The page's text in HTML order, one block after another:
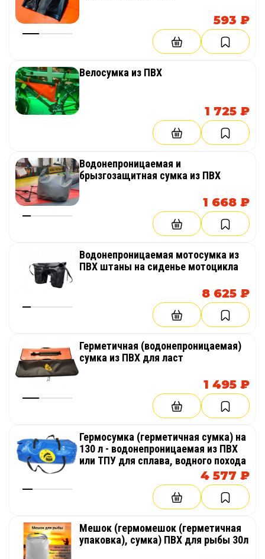
593 ₽
Велосумка из ПВХ
1 725 ₽
Водонепроницаемая и
брызгозащитная сумка из ПВХ
1 668 ₽
Водонепроницаемая мотосумка из
ПВХ штаны на сиденье мотоцикла
8 625 ₽
Герметичная (водонепроницаемая)
сумка из ПВХ для ласт
1 495 ₽
Гермосумка (герметичная сумка) на
130 л - водонепроницаемая из ПВХ
или ТПУ для сплава, водного похода
4 577 ₽
Мешок (гермомешок (герметичная
упаковка), сумка) ПВХ для рыбы 30л